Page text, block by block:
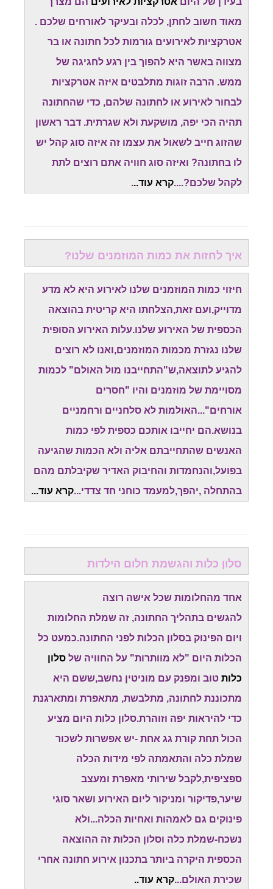
מאוד חשוב לחתן, לכלה ובעיקר לאורחים שלכם .
אטרקציות לאירועים גורמות לכל חתונה או בר
מצווה באשר היא להפוך בין רגע לחגיגה של
ממש. הרבה זוגות מתלבטים איזה אטרקציות
לבחור לאירוע או לחתונה שלהם, כדי שהחתונה
תהיה הכי יפה, מושקעת ולא שגרתית. דבר ראשון
שהזוג חייב לשאול את עצמו זה איזה סוג קהל יש
לו בחתונה? ואיזה סוג חוויה אתם רוצים לתת
לקהל שלכם?....קרא עוד...
איך לחזות את כמות המוזמנים שלנו?
חיזוי כמות המוזמנים שלנו לאירוע היא לא מדע
מדוייק,ועם זאת,הצלחתו היא קריטית בהוצאה
הכספית של האירוע שלנו.עלות האירוע הסופית
שלנו נגזרת מכמות המוזמנים,ואנו לא רוצים
להגיע לתוצאה,ש"התחייבנו מול האולם" לכמות
מסויימת של מוזמנים והיו "חסרים
אורחים"...האולמות לא סלחניים ורחמניים
בנושא.הם יחייבו אותכם כספית לפי כמות
האנשים שהתחייבתם אליה ולא הכמות שהגיעה
בפועל,והנחמדות והחיבוק האדיר שקיבלתם מהם
בהתחלה ,יהפך,למעמד כוחני חד צדדי...קרא עוד...
סלון כלות והגשמת חלום הילדות
אחד מהחלומות שכל אישה רוצה
להגשים בתהליך החתונה, זה שמלת החלומות
ויום הפינוק בסלון הכלות לפני החתונה.כמעט כל
הכלות היום "לא מוותרות" על החוויה של סלון
כלות טוב ומפנק עם מוניטין נחשב,ששם היא
מתכוננת לחתונה, מתלבשת, מתאפרת ומתארגנת
כדי להיראות יפה וזוהרת.סלון כלות היום מציע
הכול תחת קורת גג אחת -יש אפשרות לשכור
שמלת כלה והתאמתה לפי מידות הכלה
ספציפית,לקבל שירותי מאפרת ומעצב
שיער,פדיקור ומניקור ליום האירוע ושאר סוגי
פינוקים גם לאמהות ואחיות הכלה...ולא
נשכח-שמלת כלה וסלון הכלות זה ההוצאה
הכספית היקרה ביותר בתכנון אירוע חתונה אחרי
שכירת האולם...קרא עוד..